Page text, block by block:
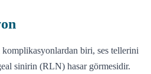
biri, ses tellerini
sinirin (RLN) hasar görmesidir.